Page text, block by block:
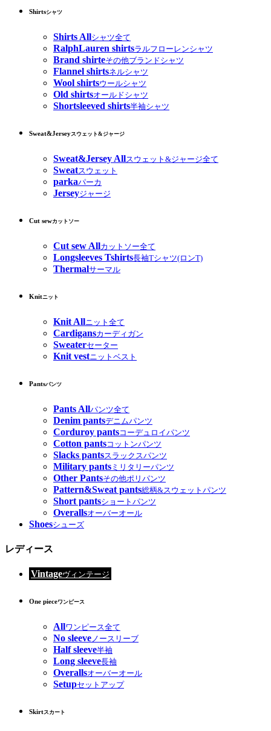
Shirtsシャツ
Shirts Allシャツ全て
RalphLauren shirtsラルフローレンシャツ
Brand shirteその他ブランドシャツ
Flannel shirtsネルシャツ
Wool shirtsウールシャツ
Old shirtsオールドシャツ
Shortsleeved shirts半袖シャツ
Sweat&Jerseyスウェット&ジャージ
Sweat&Jersey Allスウェット&ジャージ全て
Sweatスウェット
parkaパーカ
Jerseyジャージ
Cut sewカットソー
Cut sew Allカットソー全て
Longsleeves Tshirts長袖Tシャツ(ロンT)
Thermalサーマル
Knitニット
Knit Allニット全て
Cardigansカーディガン
Sweaterセーター
Knit vestニットベスト
Pantsパンツ
Pants Allパンツ全て
Denim pantsデニムパンツ
Corduroy pantsコーデュロイパンツ
Cotton pantsコットンパンツ
Slacks pantsスラックスパンツ
Military pants ミリタリーパンツ
Other Pantsその他ポリパンツ
Pattern&Sweat pants総柄&スウェットパンツ
Short pantsショートパンツ
Overallsオーバーオール
Shoesシューズ
レディース
Vintageヴィンテージ
One pieceワンピース
Allワンピース全て
No sleeveノースリーブ
Half sleeve半袖
Long sleeve長袖
Overallsオーバーオール
Setupセットアップ
Skirtスカート